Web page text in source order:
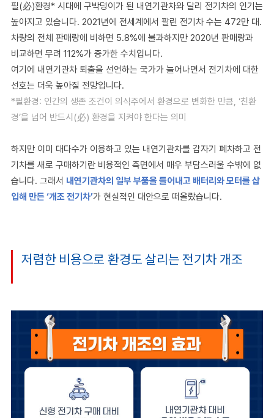
필(必)환경* 시대에 구박덩이가 된 내연기관차와 달리 전기차의 인기는
높아지고 있습니다. 2021년에 전세계에서 팔린 전기차 수는 472만 대.
차량의 전체 판매량에 비하면 5.8%에 불과하지만 2020년 판매량과
비교하면 무려 112%가 증가한 수치입니다.
여기에 내연기관차 퇴출을 선언하는 국가가 늘어나면서 전기차에 대한
선호는 더욱 높아질 전망입니다.
*필환경: 인간의 생존 조건이 의식주에서 환경으로 변화한 만큼, ‘친환
경’을 넘어 반드시(必) 환경을 지켜야 한다는 의미
하지만 이미 대다수가 이용하고 있는 내연기관차를 갑자기 폐차하고 전
기차를 새로 구매하기란 비용적인 측면에서 매우 부담스러울 수밖에 없
습니다. 그래서 내연기관차의 일부 부품을 들어내고 배터리와 모터를 삽
입해 만든 ‘개조 전기차’가 현실적인 대안으로 떠올랐습니다.
저렴한 비용으로 환경도 살리는 전기차 개조